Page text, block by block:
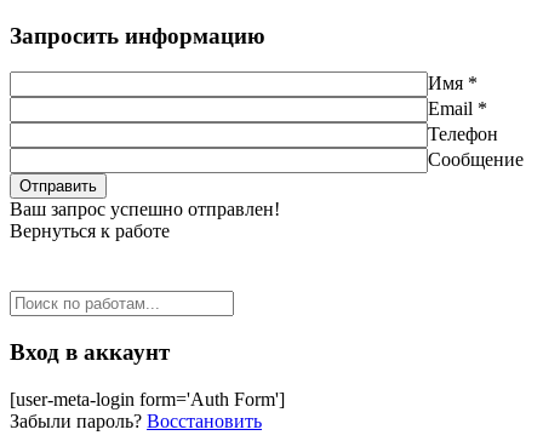
Запросить информацию
Имя *
Email *
Телефон
Сообщение
Ваш запрос успешно отправлен!
Вернуться к работе
Вход в аккаунт
[user-meta-login form='Auth Form']
Забыли пароль? Восстановить